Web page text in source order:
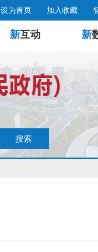
设为首页 加入收藏
新互动 新